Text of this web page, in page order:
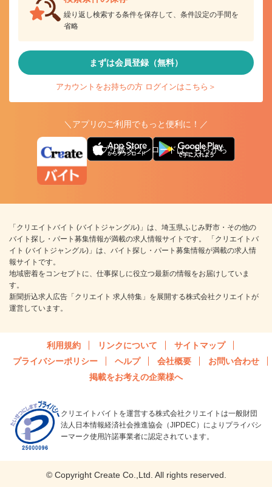
繰り返し検索する条件を保存して、条件設定の手間を
省略
まずは会員登録（無料）
アカウントをお持ちの方 ログインはこちら＞
＼アプリのご利用でもっと便利に！／
アプリ版ダウンロードはこちらから
「クリエイトバイト (バイトジャングル)」は、埼玉県ふじみ野市・その他の
バイト探し・パート募集情報が満載の求人情報サイトです。 「クリエイトバ
イト (バイトジャングル)」は、バイト探し・パート募集情報が満載の求人情
報サイトです。
地域密着をコンセプトに、仕事探しに役立つ最新の情報をお届けしていま
す。
新聞折込求人広告「クリエイト 求人特集」を展開する株式会社クリエイトが
運営しています。
利用規約 リンクについて
サイトマップ
プライバシーポリシー
ヘルプ 会社概要
お問い合わせ
掲載をお考えの企業様へ
クリエイトバイトを運営する株式会社クリエイトは一般財団
法人日本情報経済社会推進協会（JIPDEC）によりプライバシ
ーマーク使用許諾事業者に認定されています。
© Copyright Create Co.,Ltd. All rights reserved.